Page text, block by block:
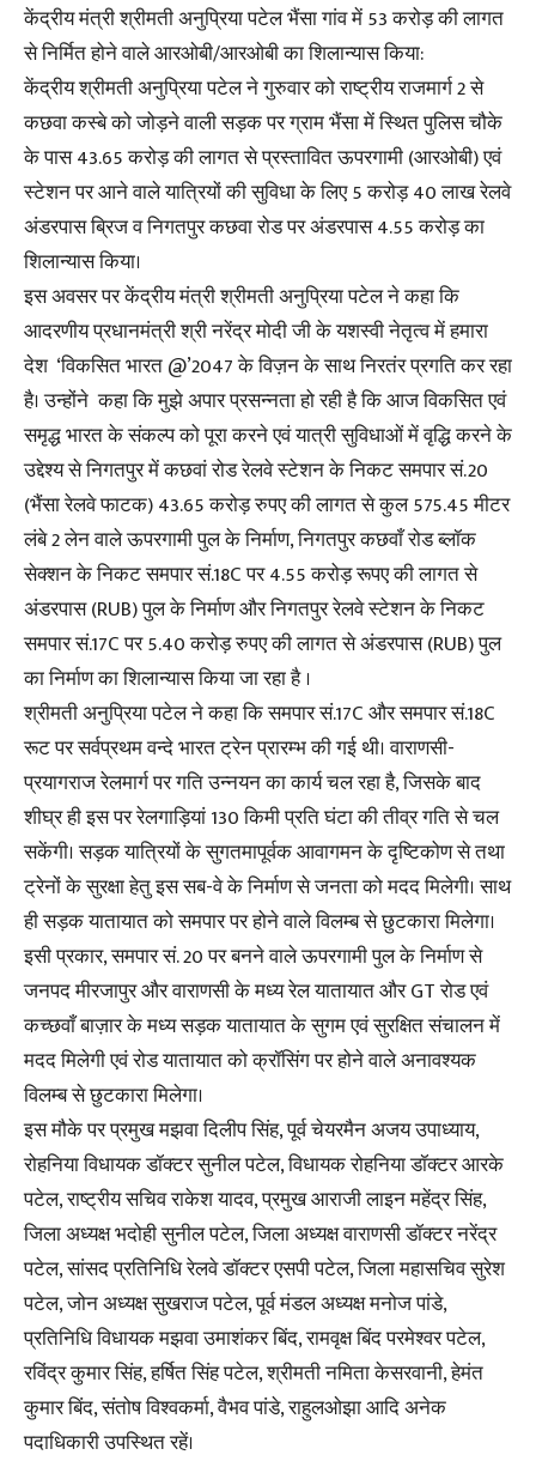
केंद्रीय मंत्री श्रीमती अनुप्रिया पटेल भैंसा गांव में 53 करोड़ की लागत
से निर्मित होने वाले आरओबी/आरओबी का शिलान्यास किया:
केंद्रीय श्रीमती अनुप्रिया पटेल ने गुरुवार को राष्ट्रीय राजमार्ग 2 से
कछवा कस्बे को जोड़ने वाली सड़क पर ग्राम भैंसा में स्थित पुलिस चौके
के पास 43.65 करोड़ की लागत से प्रस्तावित ऊपरगामी (आरओबी) एवं
स्टेशन पर आने वाले यात्रियों की सुविधा के लिए 5 करोड़ 40 लाख रेलवे
अंडरपास ब्रिज व निगतपुर कछवा रोड पर अंडरपास 4.55 करोड़ का
शिलान्यास किया।
इस अवसर पर केंद्रीय मंत्री श्रीमती अनुप्रिया पटेल ने कहा कि
आदरणीय प्रधानमंत्री श्री नरेंद्र मोदी जी के यशस्वी नेतृत्व में हमारा
देश ‘विकसित भारत @’2047 के विज़न के साथ निरतंर प्रगति कर रहा
है। उन्होंने कहा कि मुझे अपार प्रसन्नता हो रही है कि आज विकसित एवं
समृद्ध भारत के संकल्प को पूरा करने एवं यात्री सुविधाओं में वृद्धि करने के
उद्देश्य से निगतपुर में कछवां रोड रेलवे स्टेशन के निकट समपार सं.20
(भैंसा रेलवे फाटक) 43.65 करोड़ रुपए की लागत से कुल 575.45 मीटर
लंबे 2 लेन वाले ऊपरगामी पुल के निर्माण, निगतपुर कछवाँ रोड ब्लॉक
सेक्शन के निकट समपार सं.18C पर 4.55 करोड़ रूपए की लागत से
अंडरपास (RUB) पुल के निर्माण और निगतपुर रेलवे स्टेशन के निकट
समपार सं.17C पर 5.40 करोड़ रुपए की लागत से अंडरपास (RUB) पुल
का निर्माण का शिलान्यास किया जा रहा है ।
श्रीमती अनुप्रिया पटेल ने कहा कि समपार सं.17C और समपार सं.18C
रूट पर सर्वप्रथम वन्दे भारत ट्रेन प्रारम्भ की गई थी। वाराणसी-
प्रयागराज रेलमार्ग पर गति उन्नयन का कार्य चल रहा है, जिसके बाद
शीघ्र ही इस पर रेलगाड़ियां 130 किमी प्रति घंटा की तीव्र गति से चल
सकेंगी। सड़क यात्रियों के सुगतमापूर्वक आवागमन के दृष्टिकोण से तथा
ट्रेनों के सुरक्षा हेतु इस सब-वे के निर्माण से जनता को मदद मिलेगी। साथ
ही सड़क यातायात को समपार पर होने वाले विलम्ब से छुटकारा मिलेगा।
इसी प्रकार, समपार सं. 20 पर बनने वाले ऊपरगामी पुल के निर्माण से
जनपद मीरजापुर और वाराणसी के मध्य रेल यातायात और GT रोड एवं
कच्छवाँ बाज़ार के मध्य सड़क यातायात के सुगम एवं सुरक्षित संचालन में
मदद मिलेगी एवं रोड यातायात को क्रॉसिंग पर होने वाले अनावश्यक
विलम्ब से छुटकारा मिलेगा।
इस मौके पर प्रमुख मझवा दिलीप सिंह, पूर्व चेयरमैन अजय उपाध्याय,
रोहनिया विधायक डॉक्टर सुनील पटेल, विधायक रोहनिया डॉक्टर आरके
पटेल, राष्ट्रीय सचिव राकेश यादव, प्रमुख आराजी लाइन महेंद्र सिंह,
जिला अध्यक्ष भदोही सुनील पटेल, जिला अध्यक्ष वाराणसी डॉक्टर नरेंद्र
पटेल, सांसद प्रतिनिधि रेलवे डॉक्टर एसपी पटेल, जिला महासचिव सुरेश
पटेल, जोन अध्यक्ष सुखराज पटेल, पूर्व मंडल अध्यक्ष मनोज पांडे,
प्रतिनिधि विधायक मझवा उमाशंकर बिंद, रामवृक्ष बिंद परमेश्वर पटेल,
रविंद्र कुमार सिंह, हर्षित सिंह पटेल, श्रीमती नमिता केसरवानी, हेमंत
कुमार बिंद, संतोष विश्वकर्मा, वैभव पांडे, राहुलओझा आदि अनेक
पदाधिकारी उपस्थित रहें।